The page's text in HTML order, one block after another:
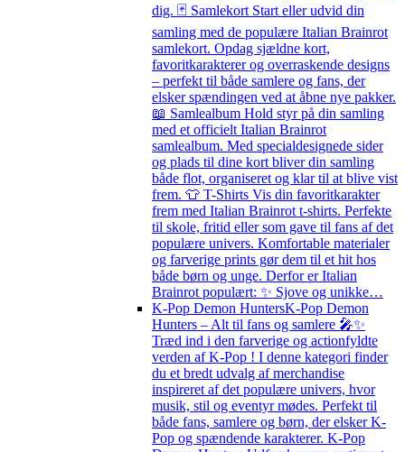
dig. 🃏 Samlekort Start eller udvid din
samling med de populære Italian Brainrot
samlekort. Opdag sjældne kort,
favoritkarakterer og overraskende designs
– perfekt til både samlere og fans, der
elsker spændingen ved at åbne nye pakker.
📖 Samlealbum Hold styr på din samling
med et officielt Italian Brainrot
samlealbum. Med specialdesignede sider
og plads til dine kort bliver din samling
både flot, organiseret og klar til at blive vist
frem. 👕 T-Shirts Vis din favoritkarakter
frem med Italian Brainrot t-shirts. Perfekte
til skole, fritid eller som gave til fans af det
populære univers. Komfortable materialer
og farverige prints gør dem til et hit hos
både børn og unge. Derfor er Italian
Brainrot populært: ✨ Sjove og unikke…
K-Pop Demon HuntersK-Pop Demon
Hunters – Alt til fans og samlere 🎤✨
Træd ind i den farverige og actionfyldte
verden af K-Pop ! I denne kategori finder
du et bredt udvalg af merchandise
inspireret af det populære univers, hvor
musik, stil og eventyr mødes. Perfekt til
både fans, samlere og børn, der elsker K-
Pop og spændende karakterer. K-Pop